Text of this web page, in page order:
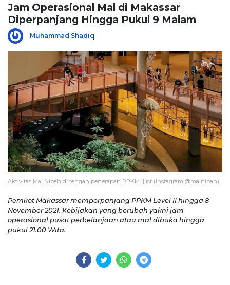
Jam Operasional Mal di Makassar
Diperpanjang Hingga Pukul 9 Malam
Muhammad Shadiq
Aktivitas Mal Nipah di tengah penerapan PPKM || ist (Instagram @malnipah)
Pemkot Makassar memperpanjang PPKM Level II hingga 8
November 2021. Kebijakan yang berubah yakni jam
operasional pusat perbelanjaan atau mal dibuka hingga
pukul 21.00 Wita.